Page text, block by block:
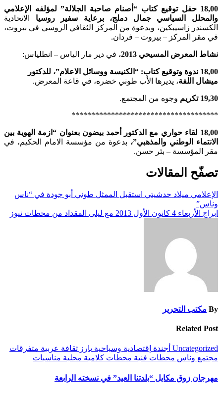
18,00 حفل توقيع كتاب “أصنام صاحبة الجلالة” لمؤلفه الإعلامي
والمحلل السياسي جمال دملج، برعاية سفير روسيا
الاتحادية
الكسندر زاسيبكين، وبدعوة من المركز الثقافي الروسي في بيروت،
في مقر المركز – بيروت – فردان.
نشاط المعرض المسيحي 2013 ، في دير مار الياس – انطلياس:
18,00 ندوة وتوقيع كتاب: “الكنيسة ووسائل الاعلام”، للدكتور
ميشال اللفة، يديرها الأب طوني خضره، في قاعة المعرض.
19,30 تكريم
وجوه من المجتمع.
*************************************
18,00 لقاء حواري مع الدكتور أحمد بيضون بعنوان “ازمة الهوية بين
الانتماء الوطني والمذهبي”، بدعوة من مؤسسة الامام الحكيم، في
مقر المؤسسة – بئر حسن.
تصفّح المقالات
الإعلامي ميلاد حدشيتي استقبل الممثل طوني أبو جودة في “ناس
وناس”
ابراج الأربعاء 4 كانون الأول 2013 مع ليلى المقداد من محطات نيوز
By مكتب التحرير
Related Post
Uncategorized أجندة إقتصادية وسياحية بارز ثقافة عربية متفرقات
مجتمع وناس محطات فنية محطات كلامية محلية مناسبات
مهرجان زوق مكايل “بلدتنا العيد” في نسخته الرابعة